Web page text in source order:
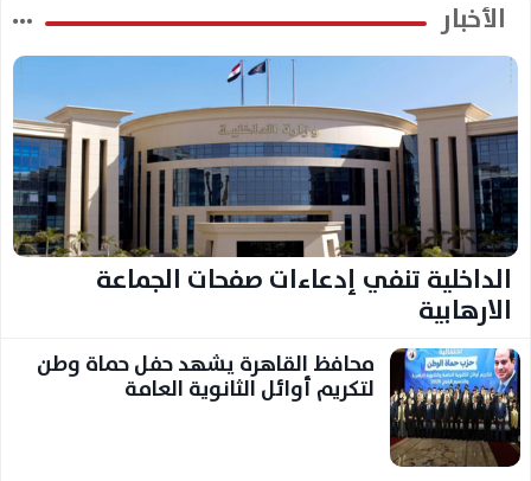
الأخبار
الداخلية تنفي إدعاءات صفحات الجماعة
الارهابية
محافظ القاهرة يشهد حفل حماة وطن
لتكريم أوائل الثانوية العامة